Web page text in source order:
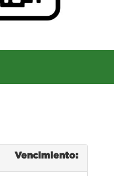
Vencimiento: